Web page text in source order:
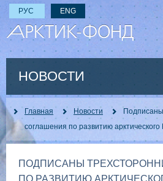
РУС ENG
НОВОСТИ
Главная Новости
соглашения по развитию
ПОДПИСАНЫ
ПО РАЗВИТИЮ